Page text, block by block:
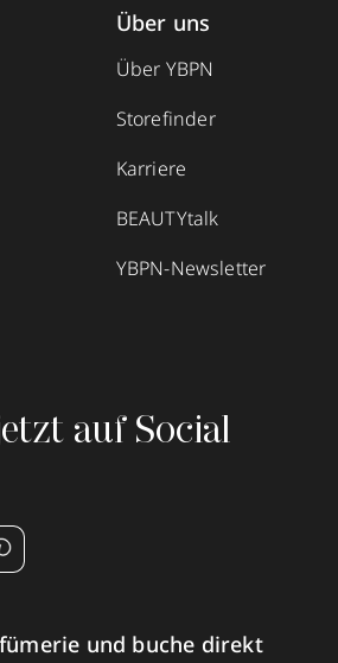
Über uns
Über YBPN
Storefinder
Karriere
BEAUTYtalk
YBPN-Newsletter
auf Social
und buche direkt